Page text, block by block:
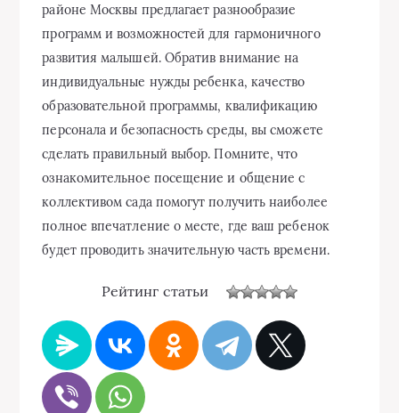
районе Москвы предлагает разнообразие
программ и возможностей для гармоничного
развития малышей. Обратив внимание на
индивидуальные нужды ребенка, качество
образовательной программы, квалификацию
персонала и безопасность среды, вы сможете
сделать правильный выбор. Помните, что
ознакомительное посещение и общение с
коллективом сада помогут получить наиболее
полное впечатление о месте, где ваш ребенок
будет проводить значительную часть времени.
Рейтинг статьи